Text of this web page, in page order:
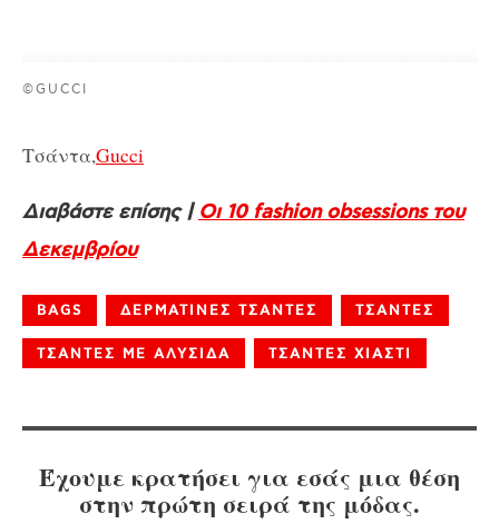
©GUCCI
Τσάντα,Gucci
Διαβάστε επίσης | Οι 10 fashion obsessions του
Δεκεμβρίου
BAGS ΔΕΡΜΑΤΙΝΕΣ ΤΣΑΝΤΕΣ ΤΣΑΝΤΕΣ
ΤΣΑΝΤΕΣ ΜΕ ΑΛΥΣΙΔΑ ΤΣΑΝΤΕΣ ΧΙΑΣΤΙ
Έχουμε κρατήσει για εσάς μια θέση
στην πρώτη σειρά της μόδας.